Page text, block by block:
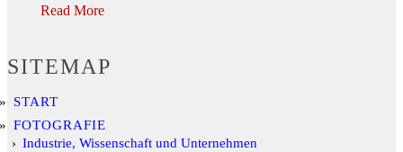
Read More
SITEMAP
START
FOTOGRAFIE
Industrie, Wissenschaft und Unternehmen